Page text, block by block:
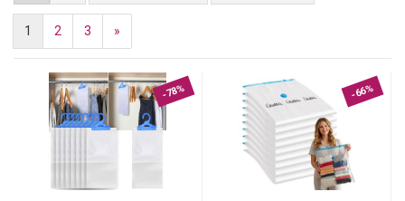
1 2 3 »
-78% -66%